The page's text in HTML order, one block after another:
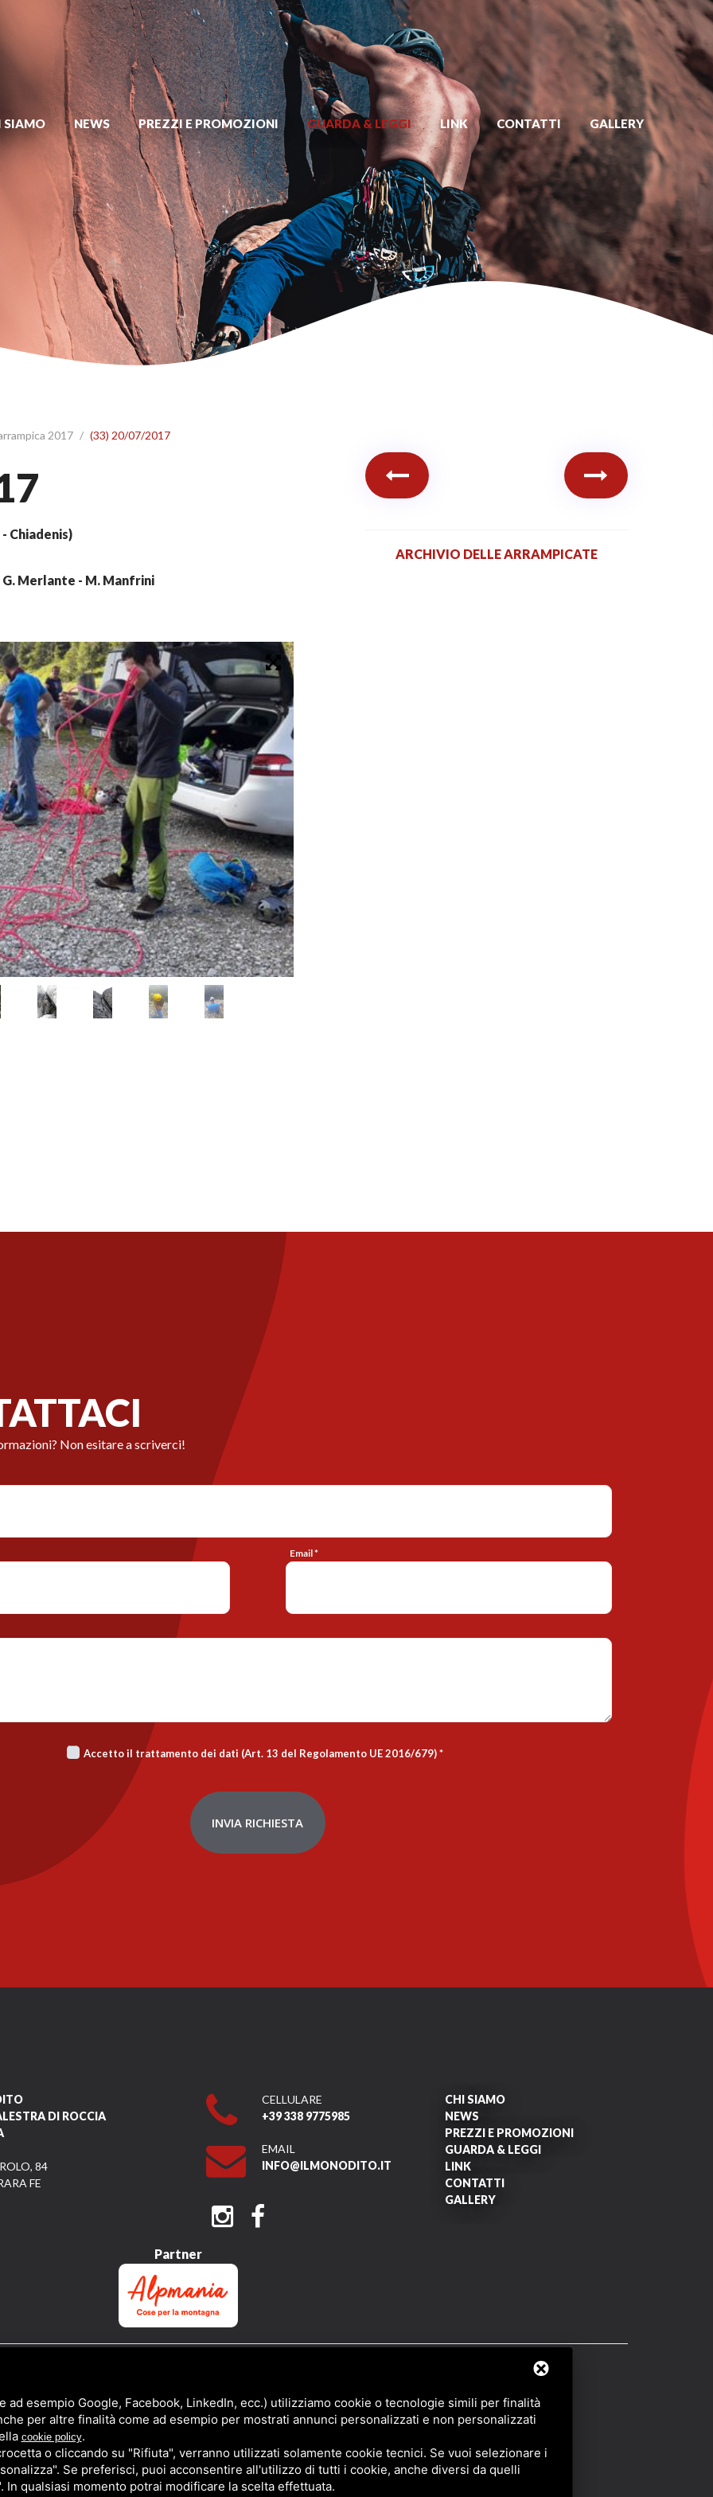
SIAMO NEWS PREZZI E PROMOZIONI GUARDA & LEGGI LINK CONTATTI GALLERY
2017 / (33) 20/07/2017
Chiadenis)
G. Merlante - M. Manfrini
ARCHIVIO DELLE ARRAMPICATE
Non esitare a scriverci!
Email *
Accetto il trattamento dei dati (Art. 13 del Regolamento UE 2016/679)*
INVIA RICHIESTA
DI ROCCIA
84
FE
CELLULARE
+39 338 9775985
EMAIL
INFO@ILMONODITO.IT
CHI SIAMO
NEWS
PREZZI E PROMOZIONI
GUARDA & LEGGI
LINK
CONTATTI
GALLERY
Partner
ad esempio Google, Facebook, LinkedIn, ecc.) utilizziamo cookie o tecnologie simili per finalità
per altre finalità come ad esempio per mostrati annunci personalizzati e non personalizzati
cookie policy.
o cliccando su "Rifiuta", verranno utilizzati solamente cookie tecnici. Se vuoi selezionare i
Se preferisci, puoi acconsentire all'utilizzo di tutti i cookie, anche diversi da quelli
qualsiasi momento potrai modificare la scelta effettuata.